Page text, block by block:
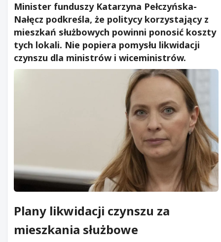
Minister funduszy Katarzyna Pełczyńska-
Nałęcz podkreśla, że politycy korzystający z
mieszkań służbowych powinni ponosić koszty
tych lokali. Nie popiera pomysłu likwidacji
czynszu dla ministrów i wiceministrów.
Plany likwidacji czynszu za
mieszkania służbowe